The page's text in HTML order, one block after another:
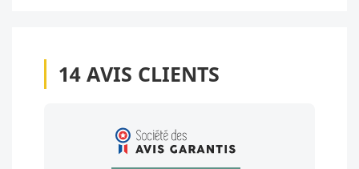
14 AVIS CLIENTS